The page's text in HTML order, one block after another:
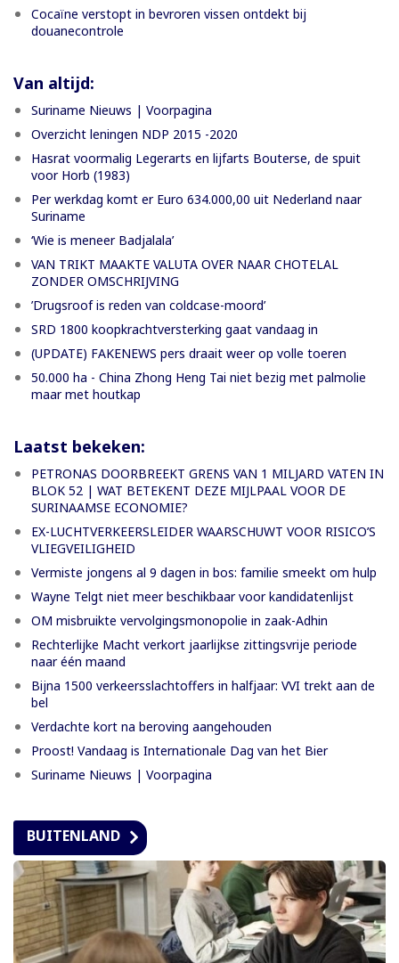
Cocaïne verstopt in bevroren vissen ontdekt bij
douanecontrole
Van altijd:
Suriname Nieuws | Voorpagina
Overzicht leningen NDP 2015 -2020
Hasrat voormalig Legerarts en lijfarts Bouterse, de spuit
voor Horb (1983)
Per werkdag komt er Euro 634.000,00 uit Nederland naar
Suriname
‘Wie is meneer Badjalala’
VAN TRIKT MAAKTE VALUTA OVER NAAR CHOTELAL
ZONDER OMSCHRIJVING
’Drugsroof is reden van coldcase-moord’
SRD 1800 koopkrachtversterking gaat vandaag in
(UPDATE) FAKENEWS pers draait weer op volle toeren
50.000 ha - China Zhong Heng Tai niet bezig met palmolie
maar met houtkap
Laatst bekeken:
PETRONAS DOORBREEKT GRENS VAN 1 MILJARD VATEN IN
BLOK 52 | WAT BETEKENT DEZE MIJLPAAL VOOR DE
SURINAAMSE ECONOMIE?
EX-LUCHTVERKEERSLEIDER WAARSCHUWT VOOR RISICO’S
VLIEGVEILIGHEID
Vermiste jongens al 9 dagen in bos: familie smeekt om hulp
Wayne Telgt niet meer beschikbaar voor kandidatenlijst
OM misbruikte vervolgingsmonopolie in zaak-Adhin
Rechterlijke Macht verkort jaarlijkse zittingsvrije periode
naar één maand
Bijna 1500 verkeersslachtoffers in halfjaar: VVI trekt aan de
bel
Verdachte kort na beroving aangehouden
Proost! Vandaag is Internationale Dag van het Bier
Suriname Nieuws | Voorpagina
BUITENLAND